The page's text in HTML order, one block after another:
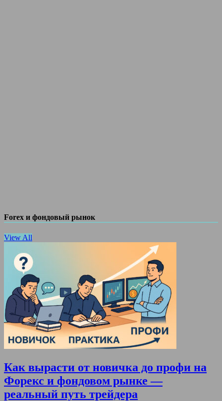
Forex и фондовый рынок
View All
Как вырасти от новичка до профи на
Форекс и фондовом рынке —
реальный путь трейдера